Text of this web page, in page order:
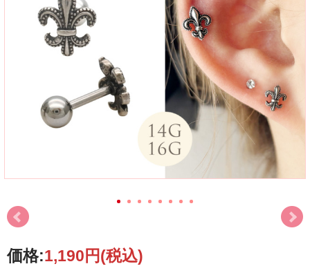
価格:1,190円(税込)